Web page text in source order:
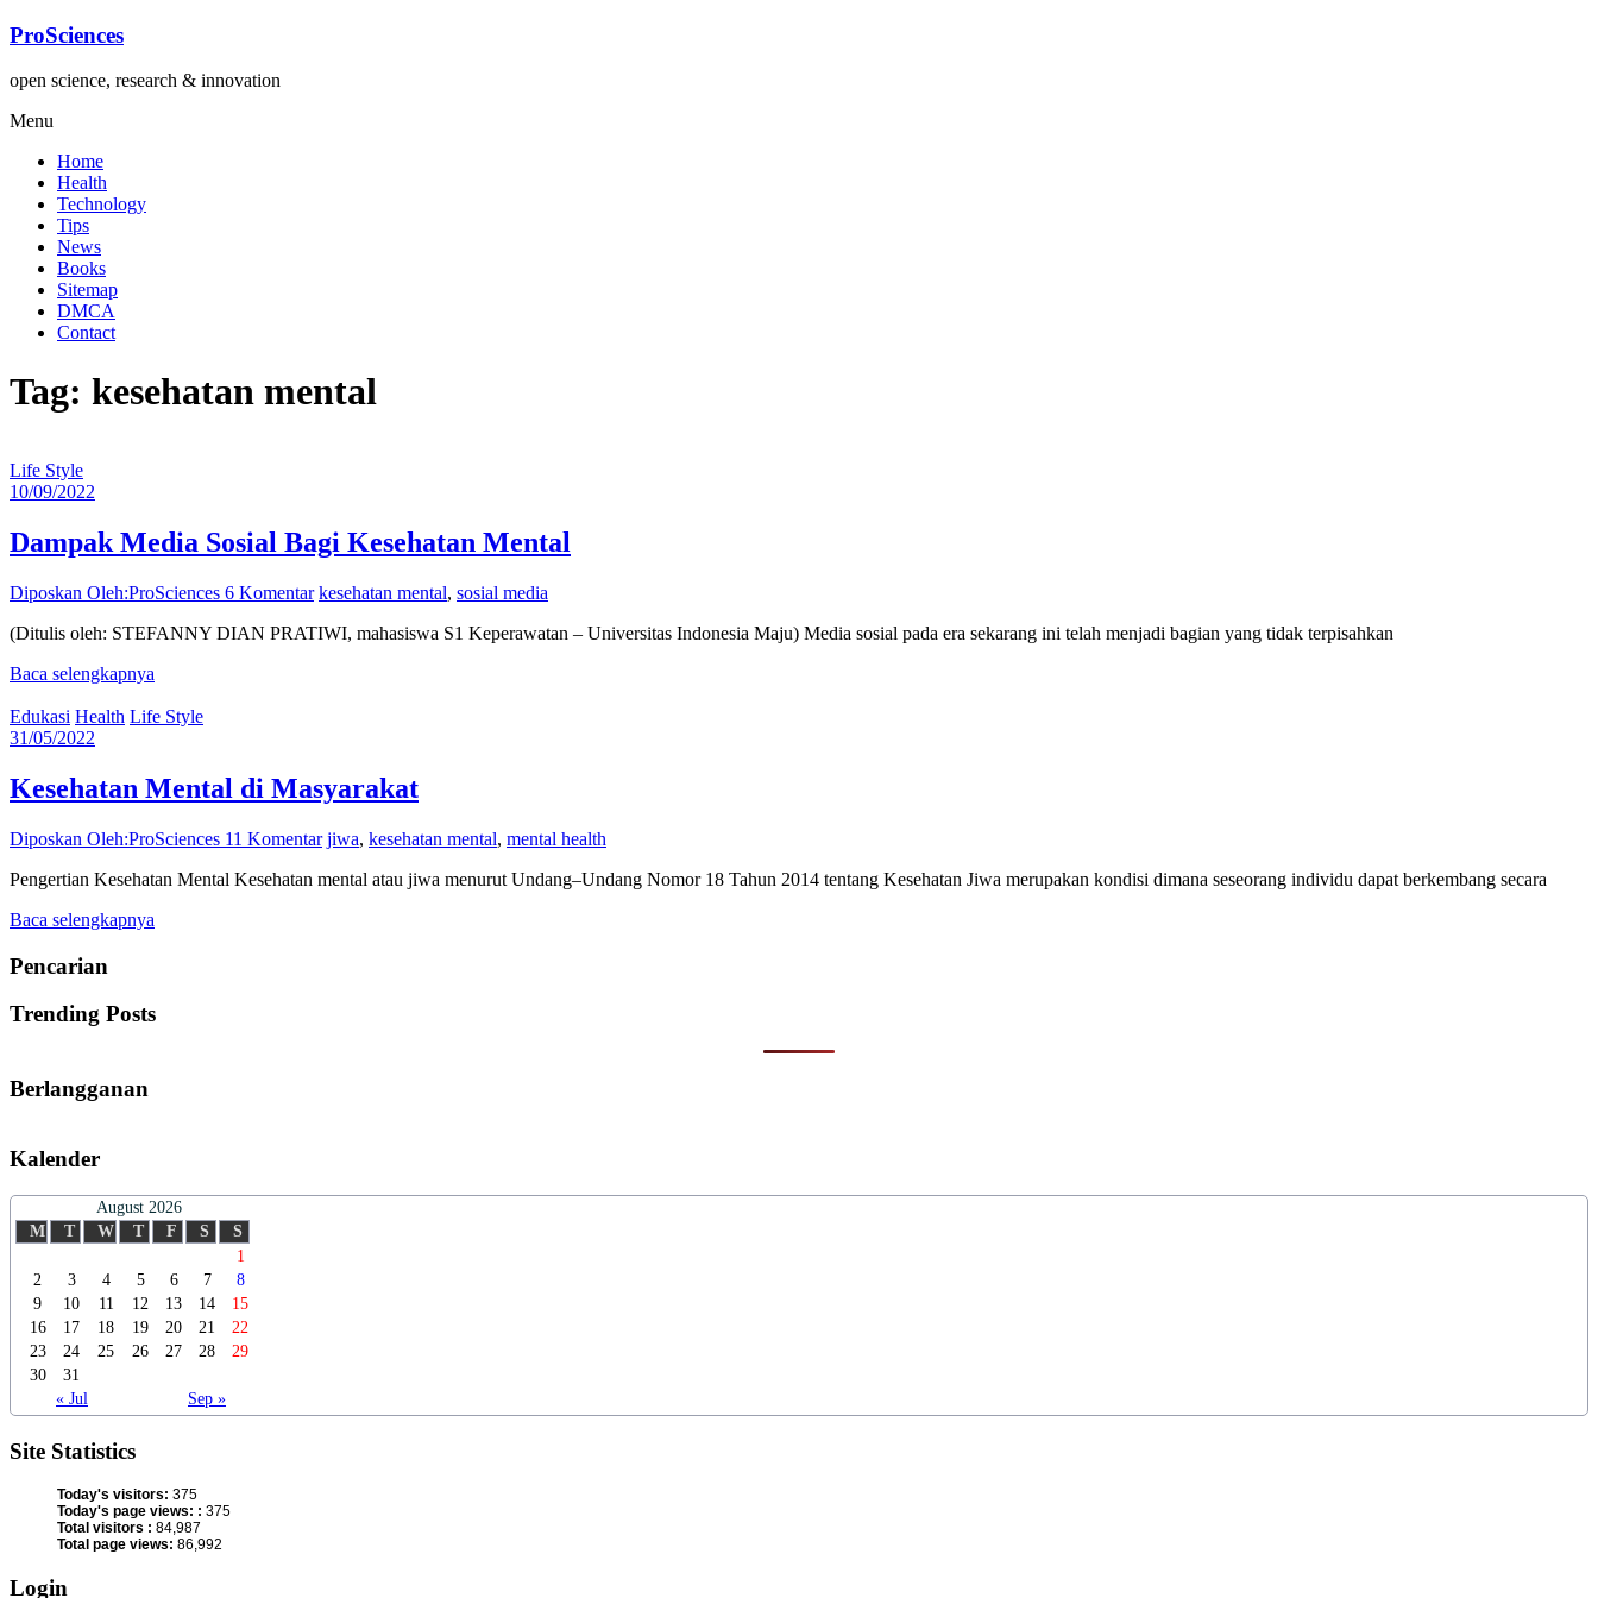
Lompat
konten
ProSciences
open science, research & innovation
Menu
Home
Health
Technology
Tips
News
Books
Sitemap
DMCA
Contact
Tag: kesehatan mental
Life Style
10/09/2022
Dampak Media Sosial Bagi Kesehatan Mental
Diposkan Oleh:ProSciences 6 Komentar kesehatan mental, sosial media
(Ditulis oleh: STEFANNY DIAN PRATIWI, mahasiswa S1 Keperawatan – Universitas Indonesia Maju) Media sosial pada era sekarang ini telah menjadi bagian yang tidak terpisahkan
Baca selengkapnya
Edukasi Health Life Style
31/05/2022
Kesehatan Mental di Masyarakat
Diposkan Oleh:ProSciences 11 Komentar jiwa, kesehatan mental, mental health
Pengertian Kesehatan Mental Kesehatan mental atau jiwa menurut Undang–Undang Nomor 18 Tahun 2014 tentang Kesehatan Jiwa merupakan kondisi dimana seseorang individu dapat berkembang secara
Baca selengkapnya
Pencarian
Trending Posts
Berlangganan
Kalender
August 2026
M
T W T F S S
« Jul Sep »
1
2
3 4 5 6 7
8
9
10 11 12 13 14
15
16
17 18 19 20 21
22
23
24 25 26 27 28
29
30
31
Site Statistics
Today's visitors: 375
Today's page views: : 375
Total visitors : 84,987
Total page views: 86,992
Login